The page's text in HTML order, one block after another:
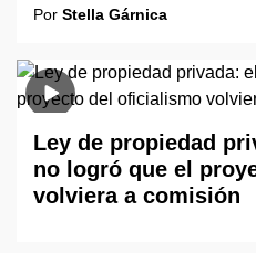
Por Stella Gárnica
Ley de propiedad
no logró que el
volviera a comisión